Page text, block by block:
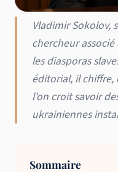
Vladimir
chercheur associé
les diasporas
éditorial, il chiffre,
l'on croit savoir
ukrainiennes
Sommaire